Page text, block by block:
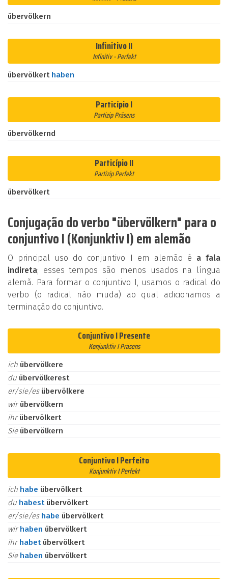
übervölkern
Infinitivo II
Infinitiv - Perfekt
übervölkert haben
Particípio I
Partizip Präsens
übervölkernd
Particípio II
Partizip Perfekt
übervölkert
Conjugação do verbo "übervölkern" para o
conjuntivo I (Konjunktiv I) em alemão
O principal uso do conjuntivo I em alemão é a fala
indireta; esses tempos são menos usados na língua
alemã. Para formar o conjuntivo I, usamos o radical do
verbo (o radical não muda) ao qual adicionamos a
terminação do conjuntivo.
Conjuntivo I Presente
Konjunktiv I Präsens
ich übervölkere
du übervölkerest
er/sie/es übervölkere
wirübervölkern
ihrübervölkert
Sie übervölkern
Conjuntivo I Perfeito
Konjunktiv I Perfekt
ich habe übervölkert
du habest übervölkert
er/sie/es habe übervölkert
wirhaben übervölkert
ihrhabet übervölkert
Sie haben übervölkert